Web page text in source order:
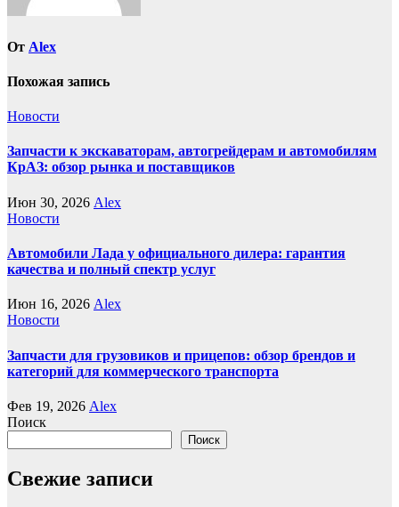
От Alex
Похожая запись
Новости
Запчасти к экскаваторам, автогрейдерам и автомобилям
КрАЗ: обзор рынка и поставщиков
Июн 30, 2026 Alex
Новости
Автомобили Лада у официального дилера: гарантия
качества и полный спектр услуг
Июн 16, 2026 Alex
Новости
Запчасти для грузовиков и прицепов: обзор брендов и
категорий для коммерческого транспорта
Фев 19, 2026 Alex
Поиск
Поиск
Свежие записи